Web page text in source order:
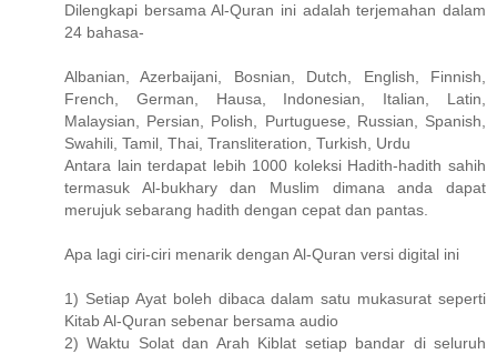
Dilengkapi bersama Al-Quran ini adalah terjemahan dalam
24 bahasa-
Albanian, Azerbaijani, Bosnian, Dutch, English, Finnish,
French, German, Hausa, Indonesian, Italian, Latin,
Malaysian, Persian, Polish, Purtuguese, Russian, Spanish,
Swahili, Tamil, Thai, Transliteration, Turkish, Urdu
Antara lain terdapat lebih 1000 koleksi Hadith-hadith sahih
termasuk Al-bukhary dan Muslim dimana anda dapat
merujuk sebarang hadith dengan cepat dan pantas.
Apa lagi ciri-ciri menarik dengan Al-Quran versi digital ini
1) Setiap Ayat boleh dibaca dalam satu mukasurat seperti
Kitab Al-Quran sebenar bersama audio
2) Waktu Solat dan Arah Kiblat setiap bandar di seluruh